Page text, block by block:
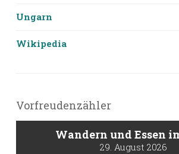
Ungarn
Wikipedia
Vorfreudenzähler
Wandern und Essen
29. August 2026